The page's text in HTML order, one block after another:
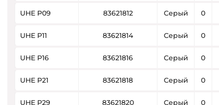
UHE P09 83621812 Серый 0
UHE P11 83621814 Серый 0
UHE P16 83621816 Серый 0
UHE P21 83621818 Серый 0
UHE P29 83621820 Серый 0